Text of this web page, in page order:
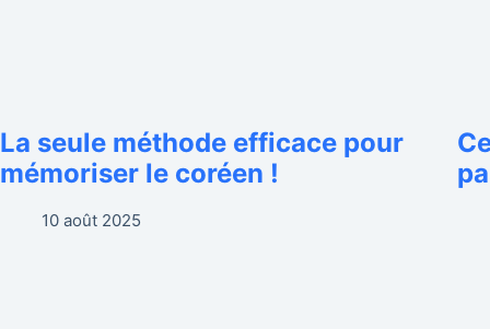
La seule méthode efficace pour
mémoriser le coréen !
10 août 2025